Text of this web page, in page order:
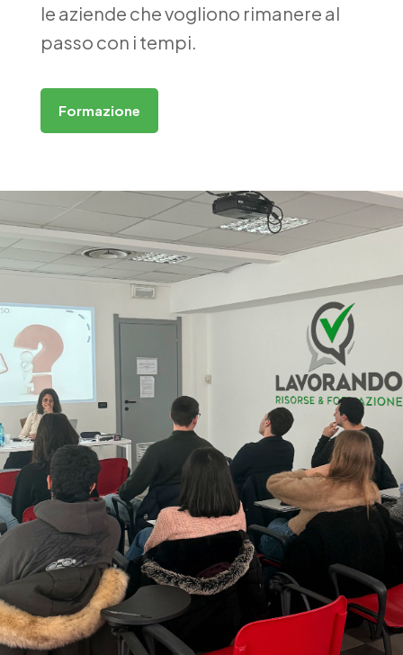
le aziende che vogliono rimanere al
passo con i tempi.
Formazione